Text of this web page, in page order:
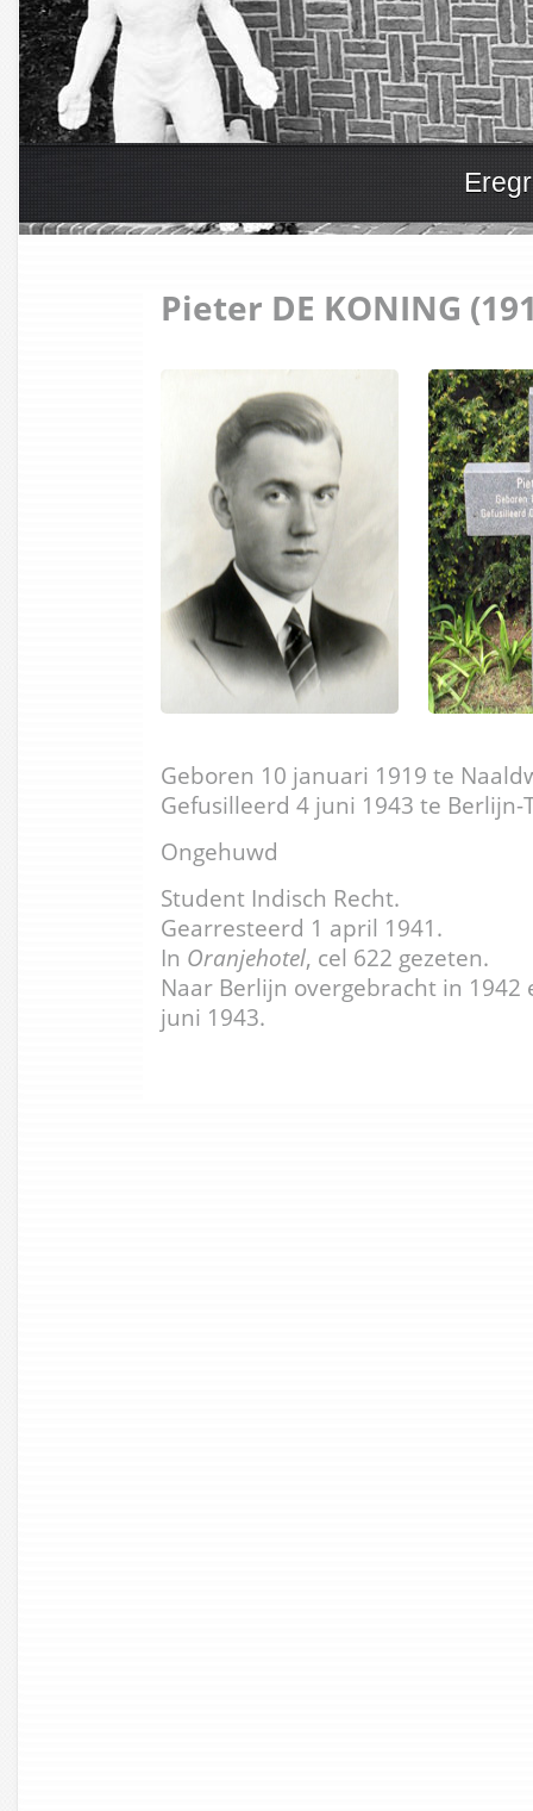
Pieter DE KONING
Geboren 10 januari 1919 te
Gefusilleerd 4 juni 1943 te Berlijn-
Ongehuwd
Student Indisch Recht.
Gearresteerd 1 april 1941.
In Oranjehotel, cel 622 gezeten.
Naar Berlijn overgebracht in
juni 1943.